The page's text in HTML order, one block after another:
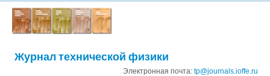
Журнал технической физики
Электронная почта: tp@journals.ioffe.ru